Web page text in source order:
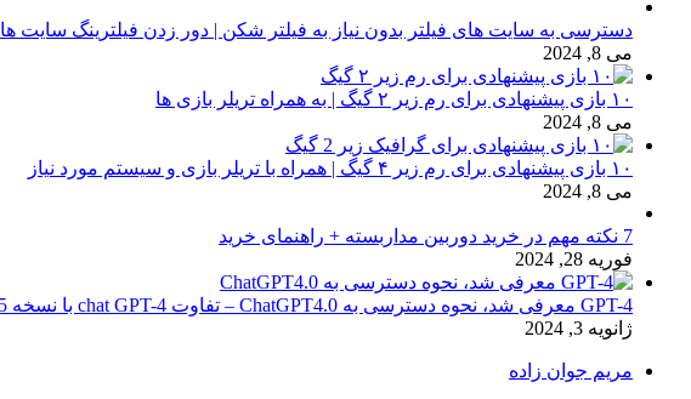
دسترسی به سایت های فیلتر بدون نیاز به فیلتر شکن | دور زدن فیلترینگ سایت ها
می 8, 2024
۱۰ بازی پیشنهادی برای رم زیر ۲ گیگ | به همراه تریلر بازی ها
می 8, 2024
۱۰ بازی پیشنهادی برای رم زیر ۴ گیگ | همراه با تریلر بازی و سیستم مورد نیاز
می 8, 2024
7 نکته مهم در خرید دوربین مداربسته + راهنمای خرید
فوریه 28, 2024
GPT-4 معرفی شد، نحوه دسترسی به ChatGPT4.0 – تفاوت chat GPT-4 با نسخه 3.5
ژانویه 3, 2024
مریم جوان زاده